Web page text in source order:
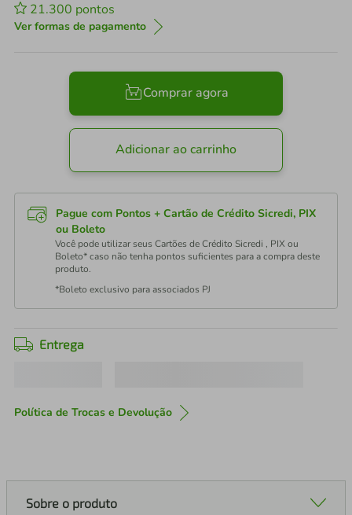
21.300 pontos
Ver formas de pagamento
Comprar agora
Adicionar ao carrinho
Pague com Pontos + Cartão de Crédito Sicredi, PIX
ou Boleto
Você pode utilizar seus Cartões de Crédito Sicredi , PIX ou
Boleto* caso não tenha pontos suficientes para a compra deste
produto.
*Boleto exclusivo para associados PJ
Entrega
Política de Trocas e Devolução
Sobre o produto